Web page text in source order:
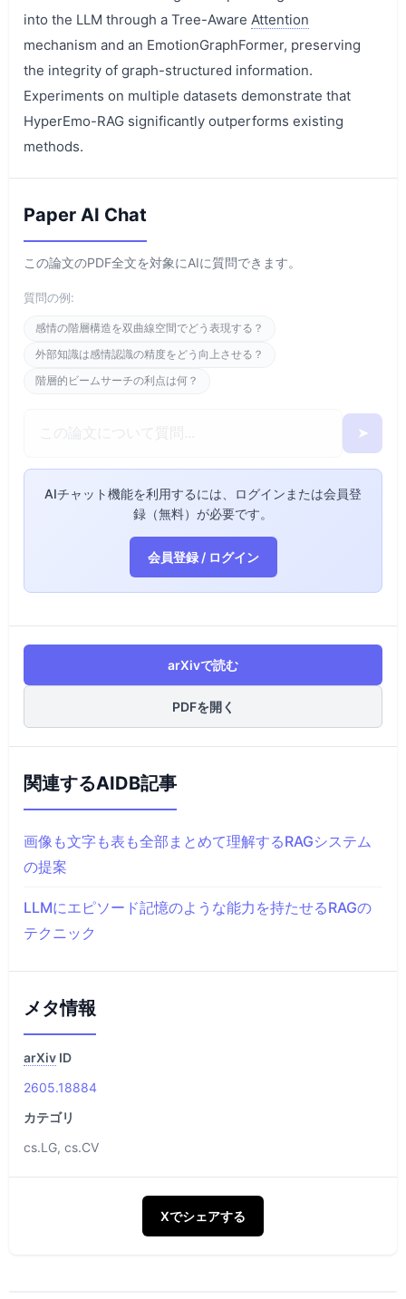
into the LLM through a Tree-Aware Attention
mechanism and an EmotionGraphFormer, preserving
the integrity of graph-structured information.
Experiments on multiple datasets demonstrate that
HyperEmo-RAG significantly outperforms existing
methods.
Paper AI Chat
この論文のPDF全文を対象にAIに質問できます。
質問の例:
感情の階層構造を双曲線空間でどう表現する？
外部知識は感情認識の精度をどう向上させる？
階層的ビームサーチの利点は何？
➤
AIチャット機能を利用するには、ログインまたは会員登
録（無料）が必要です。
会員登録 / ログイン
arXivで読む
PDFを開く
関連するAIDB記事
画像も文字も表も全部まとめて理解するRAGシステム
の提案
LLMにエピソード記憶のような能力を持たせるRAGの
テクニック
メタ情報
arXiv ID
2605.18884
カテゴリ
cs.LG, cs.CV
Xでシェアする